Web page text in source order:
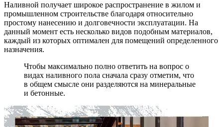
Наливной получает широкое распространение в жилом и
промышленном строительстве благодаря относительно
простому нанесению и долговечности эксплуатации. На
данный момент есть несколько видов подобным материалов,
каждый из которых оптимален для помещений определенного
назначения.
Чтобы максимально полно ответить на вопрос о
видах наливного пола сначала сразу отметим, что
в общем смысле они разделяются на минеральные
и бетонные.